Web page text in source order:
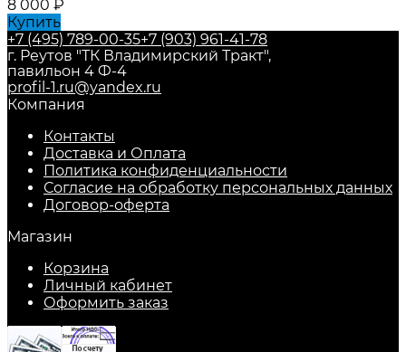
8 000 ₽
Купить
+7 (495) 789-00-35+7 (903) 961-41-78
г. Реутов "ТК Владимирский Тракт",
павильон 4 Ф-4
profil-1.ru@yandex.ru
Компания
Контакты
Доставка и Оплата
Политика конфиденциальности
Согласие на обработку персональных данных
Договор-оферта
Магазин
Корзина
Личный кабинет
Оформить заказ